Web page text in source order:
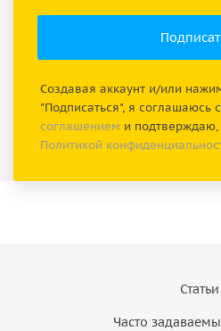
Создавая аккаунт и/или
"Подписаться", я соглашаюсь с
соглашением и подтверждаю,
Политикой
Статьи
Часто